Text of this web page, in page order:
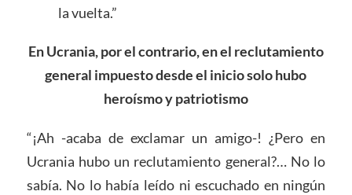
la vuelta.”
En Ucrania, por el contrario, en el reclutamiento
general impuesto desde el inicio solo hubo
heroísmo y patriotismo
“¡Ah -acaba de exclamar un amigo-! ¿Pero en
Ucrania hubo un reclutamiento general?… No lo
sabía. No lo había leído ni escuchado en ningún